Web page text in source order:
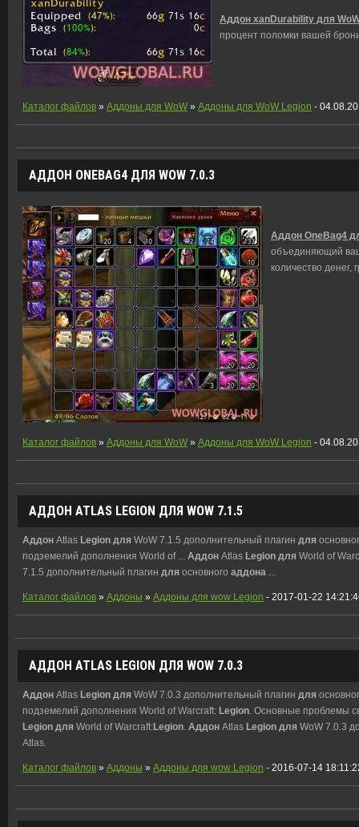
Аддон xanDurability для
процент поломки вашей
Каталог файлов » Аддоны для WoW » Аддоны для WoW Legion -
АДДОН ONEBAG4 ДЛЯ WOW 7.0.3
Аддон OneBag4
объединяющий
количество денег,
Каталог файлов » Аддоны для WoW » Аддоны для WoW Legion -
АДДОН ATLAS LEGION ДЛЯ WOW 7.1.5
Аддон Atlas Legion для WoW 7.1.5 дополнительный плагин для
подземелий дополнения World of ... Аддон Atlas Legion для World of
7.1.5 дополнительный плагин для основного аддона
Каталог файлов » Аддоны » Аддоны для wow Legion - 2017-01-22
АДДОН ATLAS LEGION ДЛЯ WOW 7.0.3
Аддон Atlas Legion для WoW 7.0.3 дополнительный плагин для
подземелий дополнения World of Warcraft: Legion . Основные проблемы
Legion для World of Warcraft:Legion Аддон Atlas Legion для WoW 7.0.3
Atlas.
Каталог файлов » Аддоны » Аддоны для wow Legion - 2016-07-14